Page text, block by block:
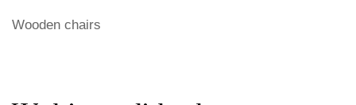
Wooden chairs